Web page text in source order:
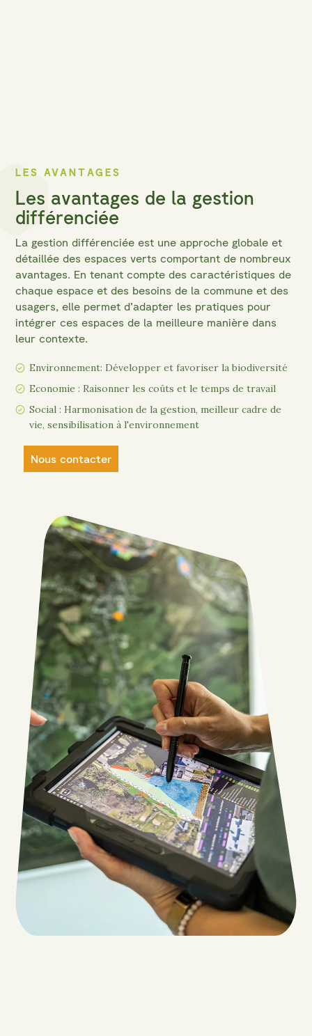
LES AVANTAGES
Les avantages de la gestion
différenciée
La gestion différenciée est une approche globale et
détaillée des espaces verts comportant de nombreux
avantages. En tenant compte des caractéristiques de
chaque espace et des besoins de la commune et des
usagers, elle permet d’adapter les pratiques pour
intégrer ces espaces de la meilleure manière dans
leur contexte.
Environnement: Développer et favoriser la biodiversité
Economie : Raisonner les coûts et le temps de travail
Social : Harmonisation de la gestion, meilleur cadre de
vie, sensibilisation à l'environnement
Nous contacter